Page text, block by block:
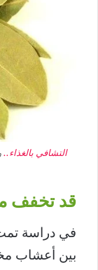
التشافي بالغذاء..
قد تخفف
في دراسة تمت
بين أعشاب